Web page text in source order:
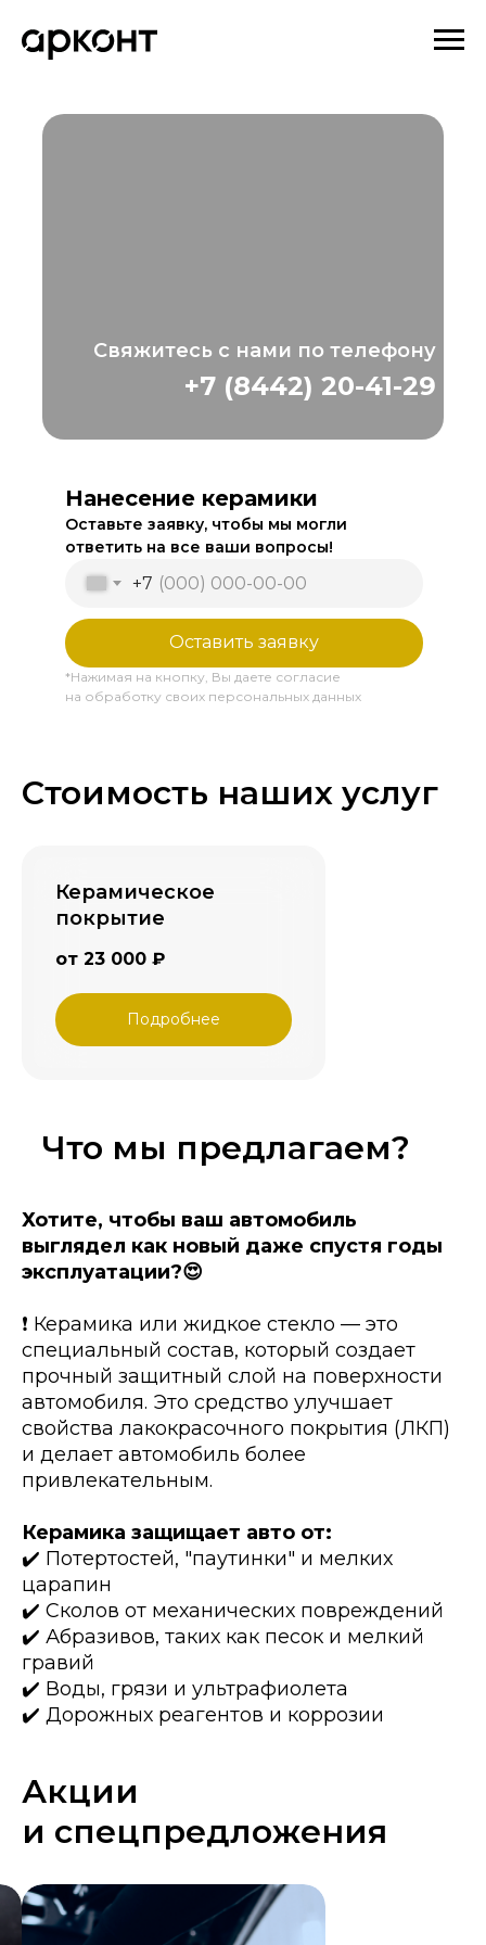
Свяжитесь с нами по телефону
+7 (8442) 20-41-29
Нанесение керамики
Оставьте заявку, чтобы мы могли
ответить на все ваши вопросы!
+7
Оставить заявку
*Нажимая на кнопку, Вы даете согласие
на обработку своих персональных данных
Стоимость наших услуг
Керамическое
покрытие
от 23 000 ₽
Подробнее
Что мы предлагаем?
Хотите, чтобы ваш автомобиль
выглядел как новый даже спустя годы
эксплуатации?😍
❗️ Керамика или жидкое стекло — это
специальный состав, который создает
прочный защитный слой на поверхности
автомобиля. Это средство улучшает
свойства лакокрасочного покрытия (ЛКП)
и делает автомобиль более
привлекательным.
Керамика защищает авто от:
✔️ Потертостей, "паутинки" и мелких
царапин
✔️ Сколов от механических повреждений
✔️ Абразивов, таких как песок и мелкий
гравий
✔️ Воды, грязи и ультрафиолета
✔️ Дорожных реагентов и коррозии
Акции
и спецпредложения